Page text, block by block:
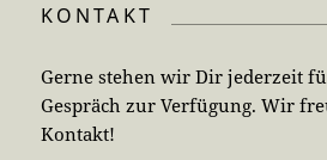
KONTAKT
Gerne stehen wir Dir jederzeit
Gespräch zur Verfügung. Wir
Kontakt!